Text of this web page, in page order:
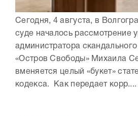
Сегодня, 4 августа, в
суде началось рассмотрение
администратора
«Остров Свободы» Михаила
вменяется целый «букет»
кодекса. Как передает корр....